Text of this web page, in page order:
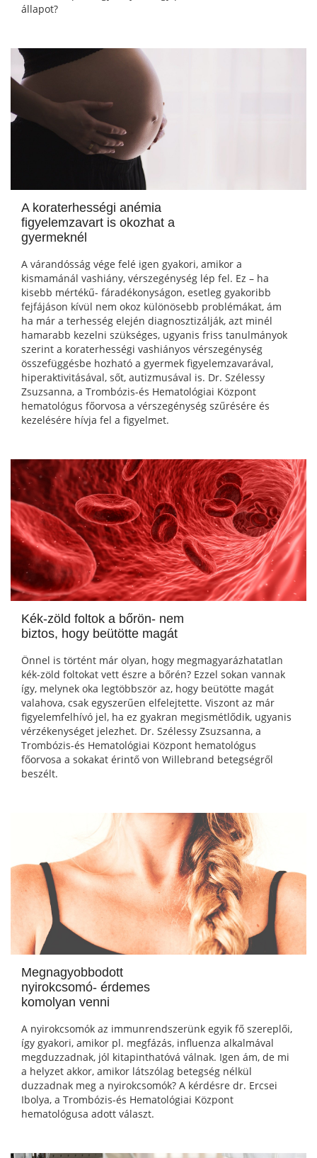
állapot?
A koraterhességi anémia
figyelemzavart is okozhat a
gyermeknél
A várandósság vége felé igen gyakori, amikor a
kismamánál vashiány, vérszegénység lép fel. Ez – ha
kisebb mértékű- fáradékonyságon, esetleg gyakoribb
fejfájáson kívül nem okoz különösebb problémákat, ám
ha már a terhesség elején diagnosztizálják, azt minél
hamarabb kezelni szükséges, ugyanis friss tanulmányok
szerint a koraterhességi vashiányos vérszegénység
összefüggésbe hozható a gyermek figyelemzavarával,
hiperaktivitásával, sőt, autizmusával is. Dr. Szélessy
Zsuzsanna, a Trombózis-és Hematológiai Központ
hematológus főorvosa a vérszegénység szűrésére és
kezelésére hívja fel a figyelmet.
Kék-zöld foltok a bőrön- nem
biztos, hogy beütötte magát
Önnel is történt már olyan, hogy megmagyarázhatatlan
kék-zöld foltokat vett észre a bőrén? Ezzel sokan vannak
így, melynek oka legtöbbször az, hogy beütötte magát
valahova, csak egyszerűen elfelejtette. Viszont az már
figyelemfelhívó jel, ha ez gyakran megismétlődik, ugyanis
vérzékenységet jelezhet. Dr. Szélessy Zsuzsanna, a
Trombózis-és Hematológiai Központ hematológus
főorvosa a sokakat érintő von Willebrand betegségről
beszélt.
Megnagyobbodott
nyirokcsomó- érdemes
komolyan venni
A nyirokcsomók az immunrendszerünk egyik fő szereplői,
így gyakori, amikor pl. megfázás, influenza alkalmával
megduzzadnak, jól kitapinthatóvá válnak. Igen ám, de mi
a helyzet akkor, amikor látszólag betegség nélkül
duzzadnak meg a nyirokcsomók? A kérdésre dr. Ercsei
Ibolya, a Trombózis-és Hematológiai Központ
hematológusa adott választ.